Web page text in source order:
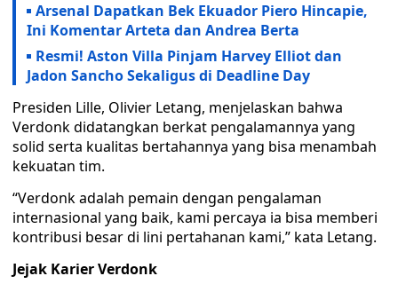
Arsenal Dapatkan Bek Ekuador Piero Hincapie,
Ini Komentar Arteta dan Andrea Berta
Resmi! Aston Villa Pinjam Harvey Elliot dan
Jadon Sancho Sekaligus di Deadline Day
Presiden Lille, Olivier Letang, menjelaskan bahwa
Verdonk didatangkan berkat pengalamannya yang
solid serta kualitas bertahannya yang bisa menambah
kekuatan tim.
“Verdonk adalah pemain dengan pengalaman
internasional yang baik, kami percaya ia bisa memberi
kontribusi besar di lini pertahanan kami,” kata Letang.
Jejak Karier Verdonk